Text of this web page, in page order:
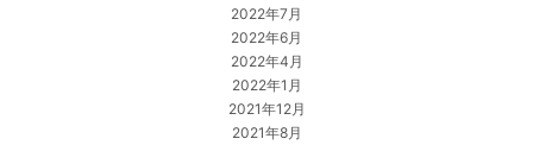
2022年7月
2022年6月
2022年4月
2022年1月
2021年12月
2021年8月